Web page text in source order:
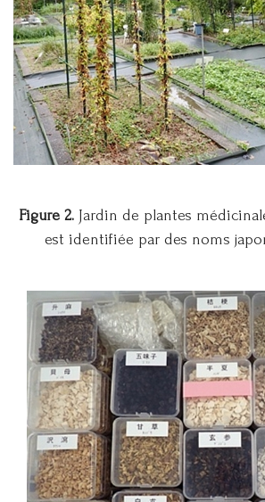
Figure 2.Jardin de plantes
est identifiée par des noms